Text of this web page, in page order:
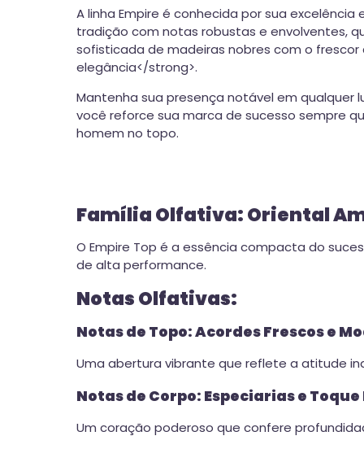
A linha Empire é conhecida por sua
tradição com notas robustas e envolventes,
sofisticada de madeiras nobres com o
elegância</strong>.
Mantenha sua presença notável em qualquer
você reforce sua marca de sucesso sempre
homem no topo.
Família Olfativa: Oriental
O Empire Top é a essência compacta do
de alta performance.
Notas Olfativas:
Notas de Topo: Acordes Frescos e
Uma abertura vibrante que reflete a atitude
Notas de Corpo: Especiarias e
Um coração poderoso que confere